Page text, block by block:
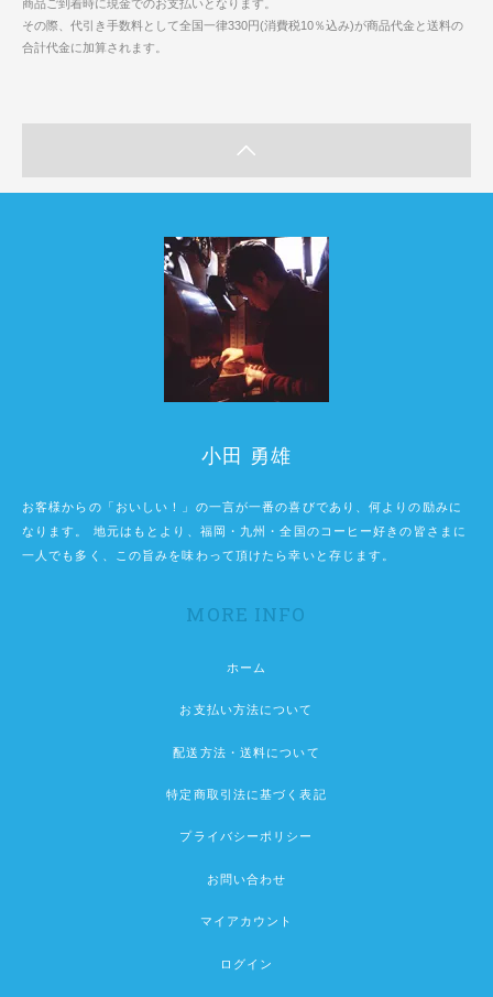
商品ご到着時に現金でのお支払いとなります。
その際、代引き手数料として全国一律330円(消費税10％込み)が商品代金と送料の
合計代金に加算されます。
小田 勇雄
お客様からの「おいしい！」の一言が一番の喜びであり、何よりの励みに
なります。 地元はもとより、福岡・九州・全国のコーヒー好きの皆さまに
一人でも多く、この旨みを味わって頂けたら幸いと存じます。
MORE INFO
ホーム
お支払い方法について
配送方法・送料について
特定商取引法に基づく表記
プライバシーポリシー
お問い合わせ
マイアカウント
ログイン